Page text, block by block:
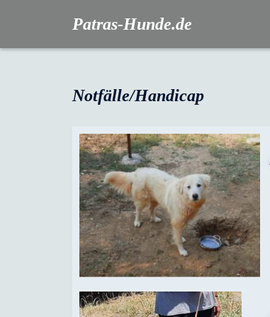
Patras-Hunde.de
Notfälle/Handicap